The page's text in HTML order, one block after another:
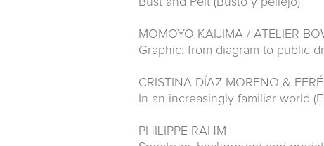
MOMOYO KAIJIMA / ATELIER
Graphic: from diagram to public
CRISTINA DÍAZ MORENO &
In an increasingly familiar world
PHILIPPE RAHM